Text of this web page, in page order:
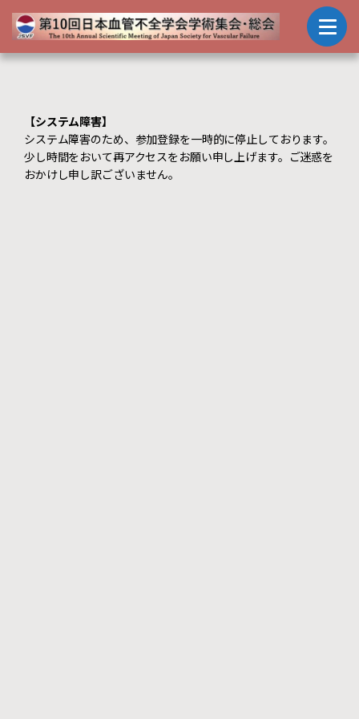
【システム障害】
システム障害のため、参加登録を一時的に停止しております。
少し時間をおいて再アクセスをお願い申し上げます。ご迷惑を
おかけし申し訳ございません。